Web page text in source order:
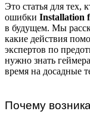
Это статья для тех,
ошибки Installation
в будущем. Мы
какие действия
экспертов по
нужно знать
время на досадные
Почему